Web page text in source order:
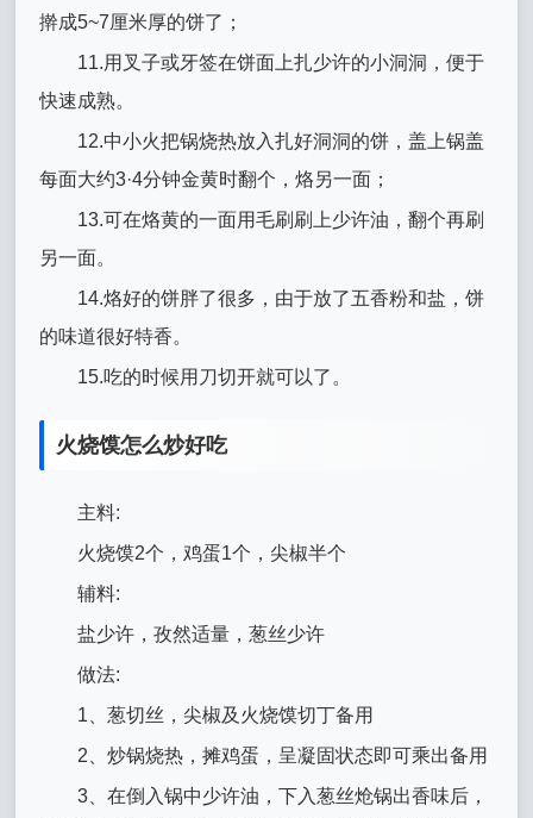
擀成5~7厘米厚的饼了；
11.用叉子或牙签在饼面上扎少许的小洞洞，便于
快速成熟。
12.中小火把锅烧热放入扎好洞洞的饼，盖上锅盖
每面大约3·4分钟金黄时翻个，烙另一面；
13.可在烙黄的一面用毛刷刷上少许油，翻个再刷
另一面。
14.烙好的饼胖了很多，由于放了五香粉和盐，饼
的味道很好特香。
15.吃的时候用刀切开就可以了。
火烧馍怎么炒好吃
主料:
火烧馍2个，鸡蛋1个，尖椒半个
辅料:
盐少许，孜然适量，葱丝少许
做法:
1、葱切丝，尖椒及火烧馍切丁备用
2、炒锅烧热，摊鸡蛋，呈凝固状态即可乘出备用
3、在倒入锅中少许油，下入葱丝炝锅出香味后，